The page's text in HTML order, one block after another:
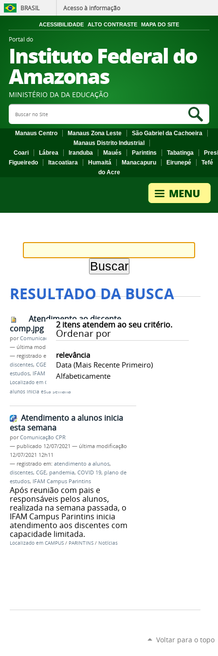
BRASIL Acesso à informação
ACESSIBILIDADE ALTO CONTRASTE MAPA DO SITE
Portal do
Instituto Federal do
Amazonas
MINISTÉRIO DA DA EDUCAÇÃO
Search Site
Manaus Centro Manaus Zona Leste
São Gabriel da Cachoeira
Manaus Distrito Industrial
Coari
Lábrea Iranduba Maués Parintins Tabatinga
Figueiredo
Itacoatiara Humaitá Manacapuru Eirunepé
Tefé
do Acre
RESULTADO DA BUSCA
2itens atendem ao seu critério.
Ordenar por
relevância
Data (mais Recente Primeiro)
Alfabeticamente
Atendimento ao discente
comp.jpg
porComunicação CPR
— última modificação
— registrado em:
atendimento a alunos
discentes, CGE pandemia,COVID 19,plano de
estudos, IFAM Campus Parintins
Localizado em CAMPUS
alunos inicia esta semana
Atendimento a alunos inicia
esta semana
porComunicação CPR
— publicado 12/07/2021 — última modificação
12/07/2021 12h11
— registrado em: atendimento a alunos,
discentes, CGE, pandemia, COVID 19, plano de
estudos, IFAM Campus Parintins
Após reunião com pais e
responsáveis pelos alunos,
realizada na semana passada, o
IFAM Campus Parintins inicia
atendimento aos discentes com
capacidade limitada.
Localizado em CAMPUS / PARINTINS / Notícias
Voltar para o topo